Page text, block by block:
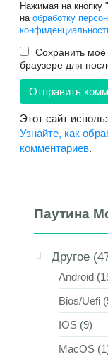
Нажимая на кнопку
на обработку
Сохранить моё
браузере для
Этот сайт
Узнайте, как
комментариев.
Паутина
Другое
Android
Bios/Uefi
IOS (9)
MacOS